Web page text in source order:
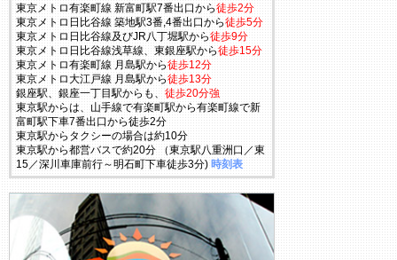
東京メトロ有楽町線 新富町駅7番出口から徒歩2分
東京メトロ日比谷線 築地駅3番,4番出口から徒歩5分
東京メトロ日比谷線及びJR八丁堀駅から徒歩9分
東京メトロ日比谷線浅草線、東銀座駅から徒歩15分
東京メトロ有楽町線 月島駅から徒歩12分
東京メトロ大江戸線 月島駅から徒歩13分
銀座駅、銀座一丁目駅からも、 徒歩20分強
東京駅からは、山手線で有楽町駅から有楽町線で新
富町駅下車7番出口から徒歩2分
東京駅からタクシーの場合は約10分
東京駅から都営バスで約20分 （東京駅八重洲口／東
15／深川車庫前行～明石町下車徒歩3分) 時刻表